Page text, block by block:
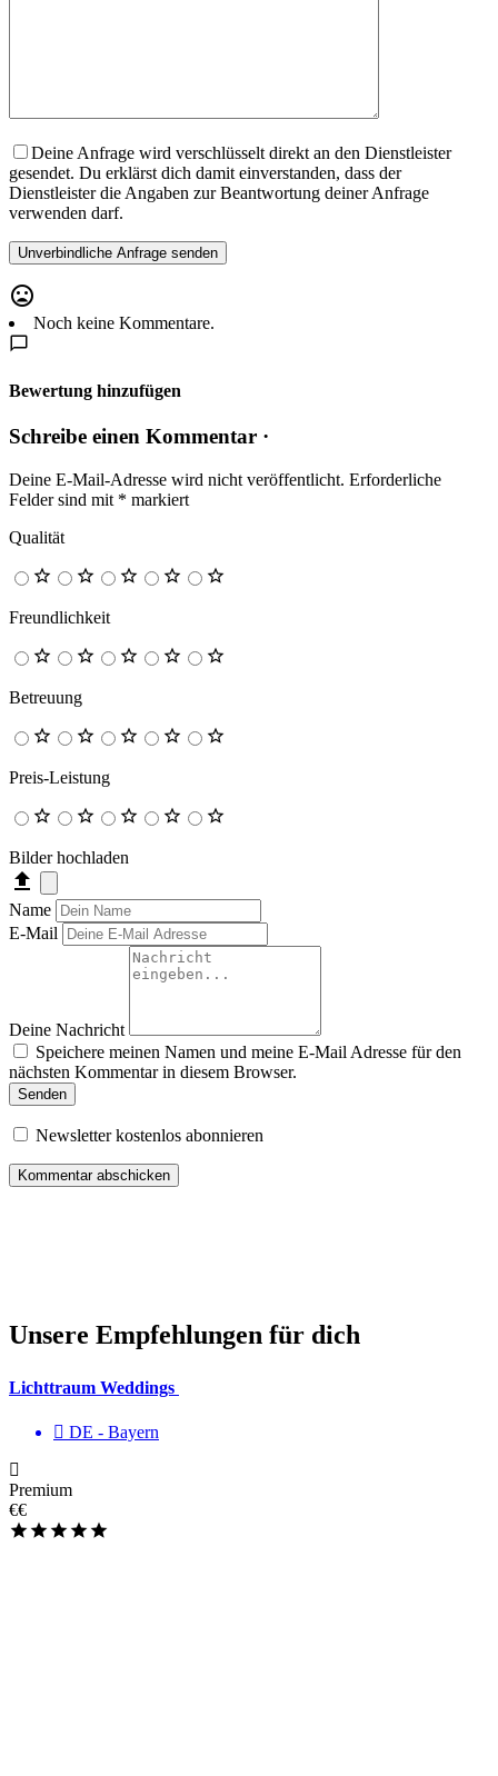
Deine Anfrage wird verschlüsselt direkt an den Dienstleister
gesendet. Du erklärst dich damit einverstanden, dass der
Dienstleister die Angaben zur Beantwortung deiner Anfrage
verwenden darf.
Noch keine Kommentare.
Bewertung hinzufügen
Schreibe einen Kommentar ·
Deine E-Mail-Adresse wird nicht veröffentlicht. Erforderliche
Felder sind mit * markiert
Qualität
Freundlichkeit
Betreuung
Preis-Leistung
Bilder hochladen
Name
E-Mail
Deine Nachricht
Speichere meinen Namen und meine E-Mail Adresse für den
nächsten Kommentar in diesem Browser.
Senden
Newsletter kostenlos abonnieren
Unsere Empfehlungen für dich
Lichttraum Weddings
DE - Bayern
Premium
€€